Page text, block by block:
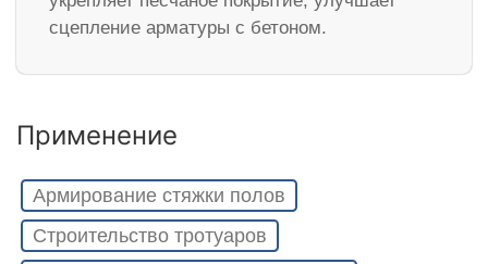
сцепление арматуры с бетоном.
Применение
Армирование стяжки полов
Строительство тротуаров